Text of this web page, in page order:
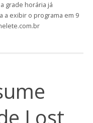
grade horária já
a exibir o programa em 9
Lost